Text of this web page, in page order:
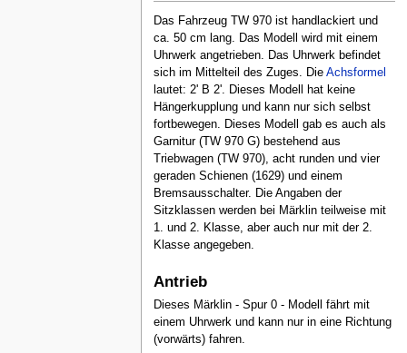
Das Fahrzeug TW 970 ist handlackiert und
ca. 50 cm lang. Das Modell wird mit einem
Uhrwerk angetrieben. Das Uhrwerk befindet
sich im Mittelteil des Zuges. Die Achsformel
lautet: 2' B 2'. Dieses Modell hat keine
Hängerkupplung und kann nur sich selbst
fortbewegen. Dieses Modell gab es auch als
Garnitur (TW 970 G) bestehend aus
Triebwagen (TW 970), acht runden und vier
geraden Schienen (1629) und einem
Bremsausschalter. Die Angaben der
Sitzklassen werden bei Märklin teilweise mit
1. und 2. Klasse, aber auch nur mit der 2.
Klasse angegeben.
Antrieb
Dieses Märklin - Spur 0 - Modell fährt mit
einem Uhrwerk und kann nur in eine Richtung
(vorwärts) fahren.